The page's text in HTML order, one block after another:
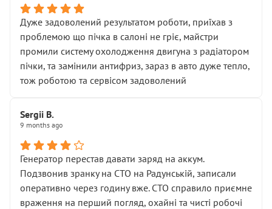
Дуже задоволений результатом роботи, приїхав з
проблемою що пічка в салоні не гріє, майстри
промили систему охолодження двигуна з радіатором
пічки, та замінили антифриз, зараз в авто дуже тепло,
тож роботою та сервісом задоволений
Sergii B.
9 months ago
Генератор перестав давати заряд на аккум.
Подзвонив зранку на СТО на Радунській, записали
оперативно через годину вже. СТО справило приємне
враження на перший погляд, охайні та чисті робочі